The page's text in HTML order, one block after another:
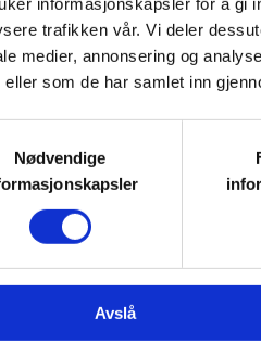
trafikken vår. Vi deler
medier, annonsering og
eller som de har samlet inn
Nødvendige
Avslå
ved innkjøringen til
med pølse til deltakerne.